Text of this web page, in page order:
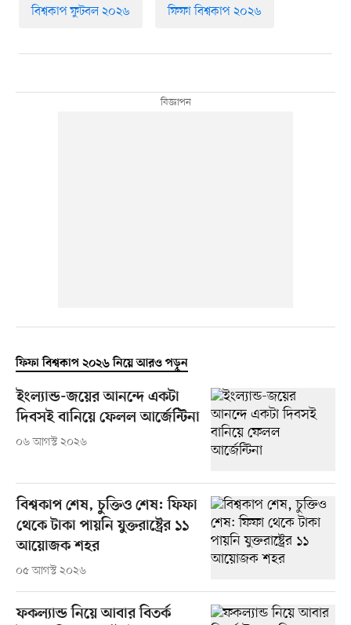
বিশ্বকাপ ফুটবল ২০২৬ ফিফা বিশ্বকাপ ২০২৬
ফিফা বিশ্বকাপ ২০২৬ নিয়ে আরও পড়ুন
ইংল্যান্ড-জয়ের আনন্দে একটা
দিবসই বানিয়ে ফেলল আর্জেন্টিনা
০৬ আগস্ট ২০২৬
বিশ্বকাপ শেষ, চুক্তিও শেষ: ফিফা
থেকে টাকা পায়নি যুক্তরাষ্ট্রের ১১
আয়োজক শহর
০৫ আগস্ট ২০২৬
ফকল্যান্ড নিয়ে আবার বিতর্ক